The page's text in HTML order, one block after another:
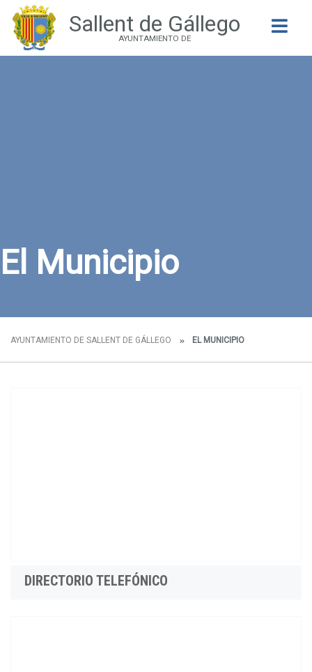
Sallent de Gállego
AYUNTAMIENTO DE
Buscar
El Municipio
AYUNTAMIENTO DE SALLENT DE GÁLLEGO EL MUNICIPIO
DIRECTORIO TELEFÓNICO